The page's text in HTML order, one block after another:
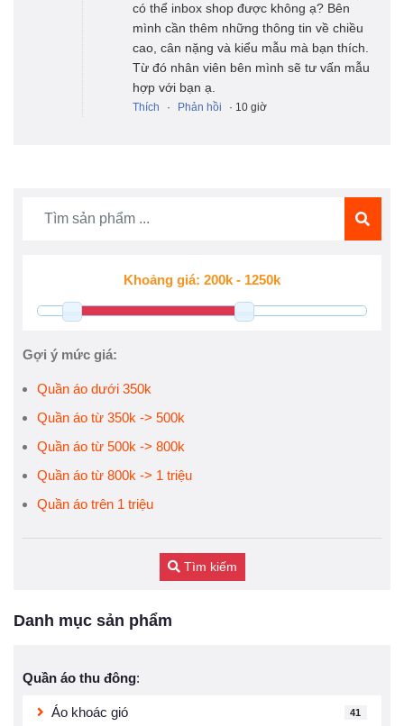
có thể inbox shop được không ạ? Bên
mình cần thêm những thông tin về chiều
cao, cân nặng và kiểu mẫu mà bạn thích.
Từ đó nhân viên bên mình sẽ tư vấn mẫu
hợp với bạn ạ.
Thích · Phản hồi · 10 giờ
Gợi ý mức giá:
Quần áo dưới 350k
Quần áo từ 350k -> 500k
Quần áo từ 500k -> 800k
Quần áo từ 800k -> 1 triệu
Quần áo trên 1 triệu
Tìm kiếm
Danh mục sản phẩm
Quần áo thu đông:
Áo khoác gió 41